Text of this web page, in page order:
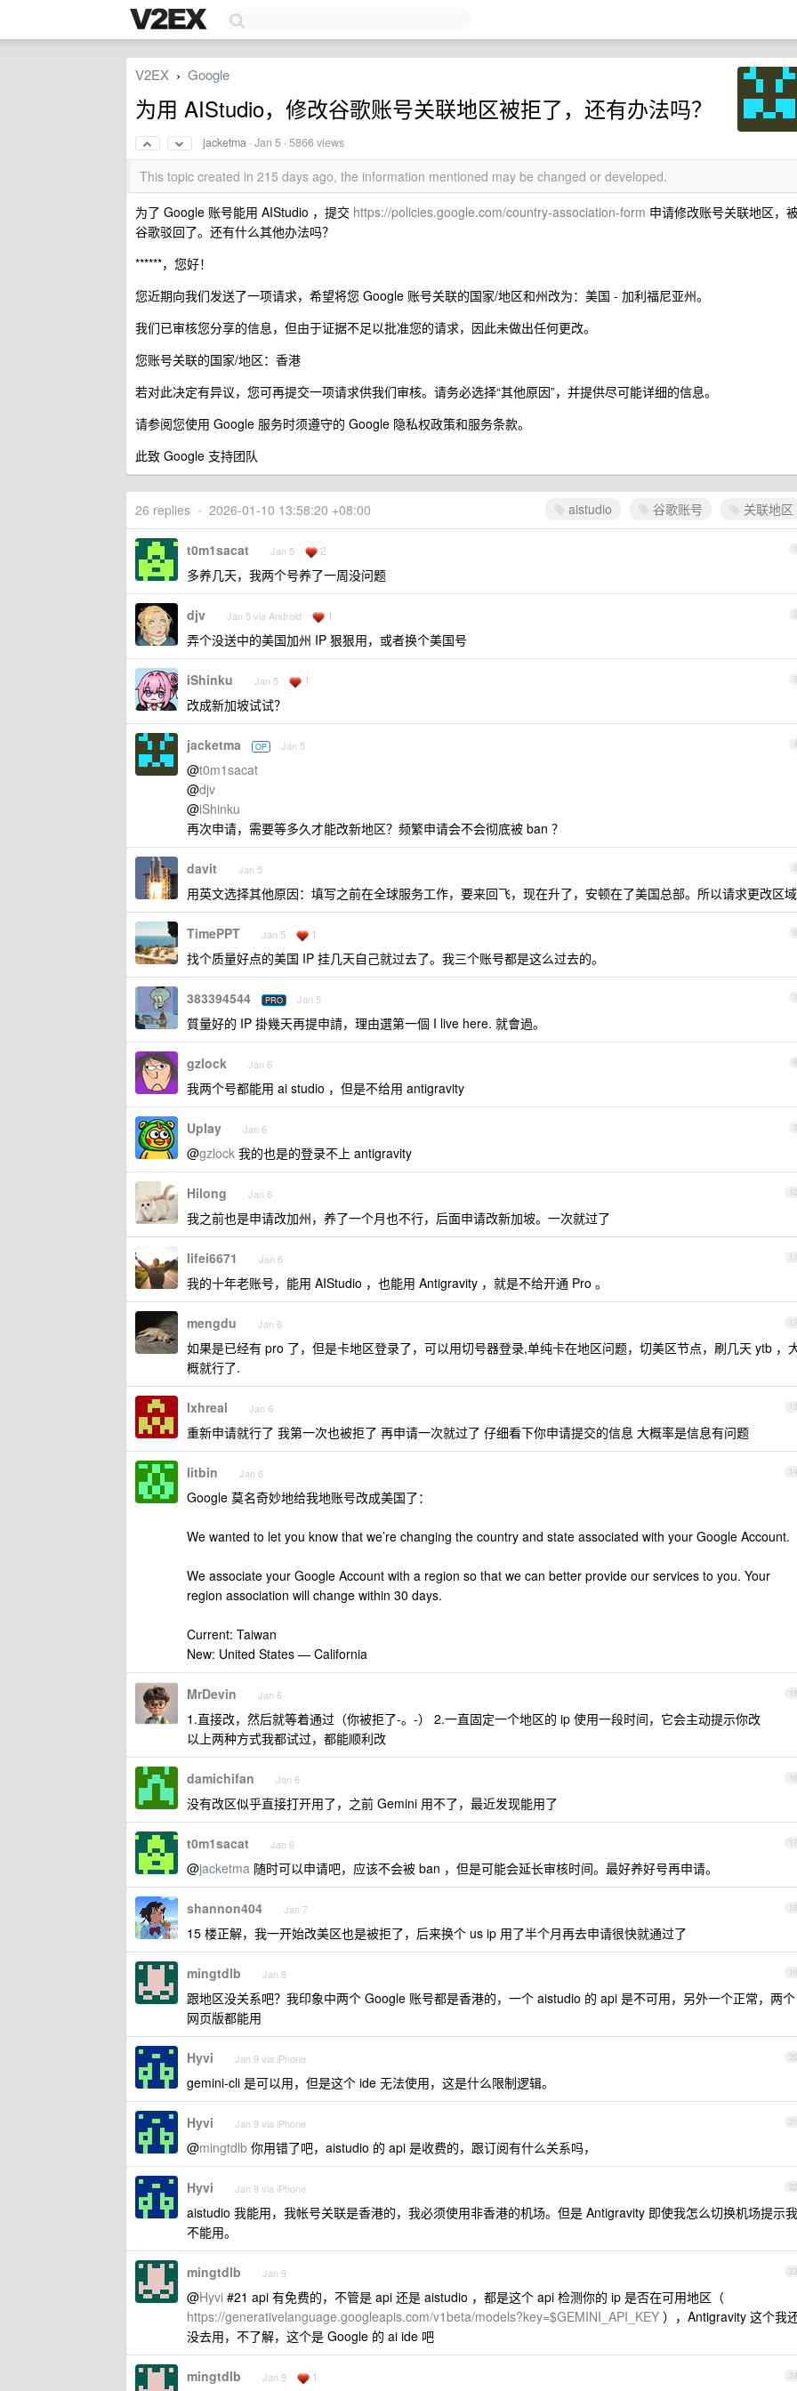
V2EX › Google
为用 AIStudio，修改谷歌账号关联地区被拒了，还有办法吗？
jacketma ·Jan 5 · 5866 views
This topic created in 215 days ago, the information mentioned may be changed or developed.
为了 Google 账号能用 AIStudio ，提交 https://policies.google.com/country-association-form 申请修改账号关联地区，
谷歌驳回了。还有什么其他办法吗？
******，您好！
您近期向我们发送了一项请求，希望将您 Google 账号关联的国家/地区和州改为：美国 - 加利福尼亚州。
我们已审核您分享的信息，但由于证据不足以批准您的请求，因此未做出任何更改。
您账号关联的国家/地区：香港
若对此决定有异议，您可再提交一项请求供我们审核。请务必选择“其他原因”，并提供尽可能详细的信息。
请参阅您使用 Google 服务时须遵守的 Google 隐私权政策和服务条款。
此致 Google 支持团队
aistudio 谷歌账号 关联地区
26 replies • 2026-01-10 13:58:20 +08:00
1
t0m1sacat Jan 5 2
多养几天，我两个号养了一周没问题
2
djv Jan 5 via Android 1
弄个没送中的美国加州 IP 狠狠用，或者换个美国号
3
iShinku Jan 5 1
改成新加坡试试？
4
jacketma OP Jan 5
@t0m1sacat
@djv
@iShinku
再次申请，需要等多久才能改新地区？频繁申请会不会彻底被 ban ？
5
davit Jan 5
用英文选择其他原因：填写之前在全球服务工作，要来回飞，现在升了，安顿在了美国总部。所以请求更改区域
6
TimePPT Jan 5 1
找个质量好点的美国 IP 挂几天自己就过去了。我三个账号都是这么过去的。
7
383394544 PRO Jan 5
質量好的 IP 掛幾天再提申請，理由選第一個 I live here. 就會過。
8
gzlock Jan 6
我两个号都能用 ai studio ，但是不给用 antigravity
9
Uplay Jan 6
@gzlock 我的也是的登录不上 antigravity
10
Hilong Jan 6
我之前也是申请改加州，养了一个月也不行，后面申请改新加坡。一次就过了
11
lifei6671 Jan 6
我的十年老账号，能用 AIStudio ，也能用 Antigravity ，就是不给开通 Pro 。
12
mengdu Jan 6
如果是已经有 pro 了，但是卡地区登录了，可以用切号器登录,单纯卡在地区问题，切美区节点，刷几天 ytb ，
概就行了.
13
lxhreal Jan 6
重新申请就行了 我第一次也被拒了 再申请一次就过了 仔细看下你申请提交的信息 大概率是信息有问题
14
litbin Jan 6
Google 莫名奇妙地给我地账号改成美国了：
We wanted to let you know that we’re changing the country and state associated with your Google Account.
We associate your Google Account with a region so that we can better provide our services to you. Your
region association will change within 30 days.
Current: Taiwan
New: United States — California
15
MrDevin Jan 6
1.直接改，然后就等着通过（你被拒了-。-） 2.一直固定一个地区的 ip 使用一段时间，它会主动提示你改
以上两种方式我都试过，都能顺利改
16
damichifan Jan 6
没有改区似乎直接打开用了，之前 Gemini 用不了，最近发现能用了
17
t0m1sacat Jan 6
@jacketma 随时可以申请吧，应该不会被 ban ，但是可能会延长审核时间。最好养好号再申请。
18
shannon404 Jan 7
15 楼正解，我一开始改美区也是被拒了，后来换个 us ip 用了半个月再去申请很快就通过了
19
mingtdlb Jan 8
跟地区没关系吧？我印象中两个 Google 账号都是香港的，一个 aistudio 的 api 是不可用，另外一个正常，两个
网页版都能用
20
Hyvi Jan 9 via iPhone
gemini-cli 是可以用，但是这个 ide 无法使用，这是什么限制逻辑。
21
Hyvi Jan 9 via iPhone
@mingtdlb 你用错了吧，aistudio 的 api 是收费的，跟订阅有什么关系吗，
22
Hyvi Jan 9 via iPhone
aistudio 我能用，我帐号关联是香港的，我必须使用非香港的机场。但是 Antigravity 即使我怎么切换机场提示我
不能用。
23
mingtdlb Jan 9
@Hyvi #21 api 有免费的，不管是 api 还是 aistudio ，都是这个 api 检测你的 ip 是否在可用地区（
https://generativelanguage.googleapis.com/v1beta/models?key=$GEMINI_API_KEY ），Antigravity 这个我
没去用，不了解，这个是 Google 的 ai ide 吧
24
mingtdlb Jan 9 1